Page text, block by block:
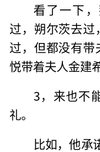
看了一下
过，朔尔茨去
过，但都没有
悦带着夫人金建
3，来也不
礼。
比如，他承